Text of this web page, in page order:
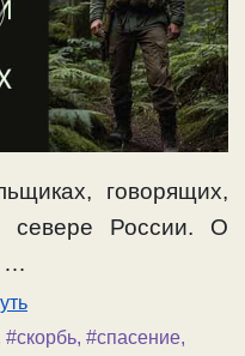
говорящих,
севере России. О
…
#скорбь, #спасение,